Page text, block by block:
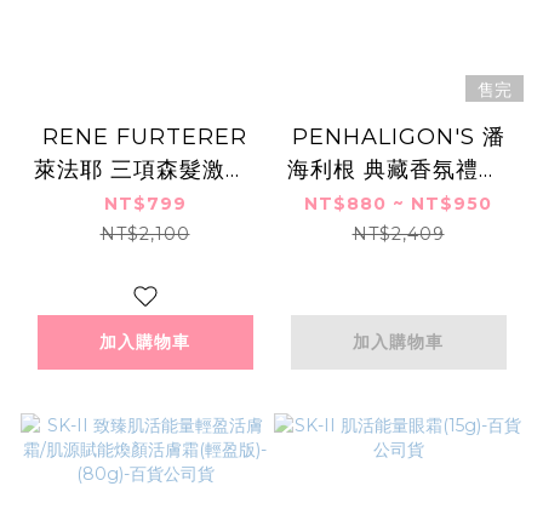
RENE FURTERER
萊法耶 三項森髮激活/
複方精油養護髮浴
(500ml)-國際航空版
NT$799
NT$2,100
加入購物車
售完
PENHALIGON'S 潘
海利根 典藏香氛禮盒/
典藏香氛小熊限量禮盒
(2mlX6)-航版
NT$880 ~ NT$950
NT$2,409
加入購物車